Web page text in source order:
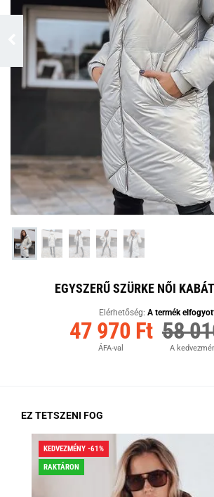
EGYSZERŰ SZÜRKE NŐI
Elérhetőség: A termék
47 970 Ft
ÁFA-val
58
A
EZ TETSZENI FOG
KEDVEZMÉNY -61%
RAKTÁRON